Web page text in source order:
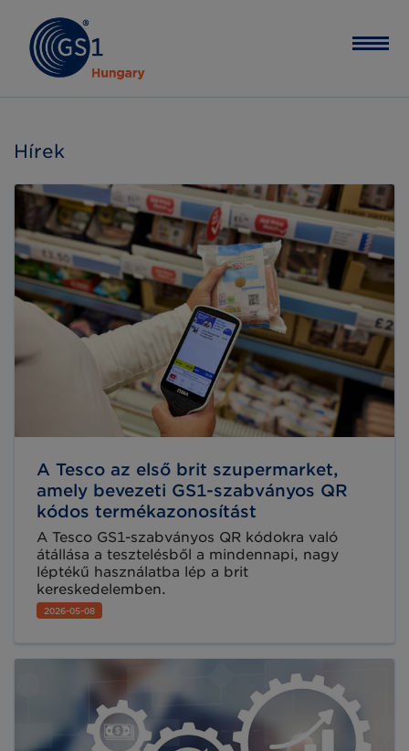
Hírek
A Tesco az első brit szupermarket,
amely bevezeti GS1-szabványos QR
kódos termékazonosítást
A Tesco GS1-szabványos QR kódokra való
átállása a tesztelésből a mindennapi, nagy
léptékű használatba lép a brit
kereskedelemben.
2026-05-08